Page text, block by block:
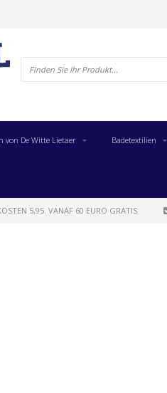
von De Witte Lietaer Badetextilien
5,95. VANAF 60 EURO GRATIS